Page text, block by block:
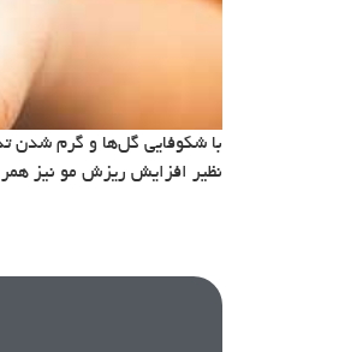
با شکوفایی گل‌ها و گرم شدن
نظیر افزایش ریزش مو نیز